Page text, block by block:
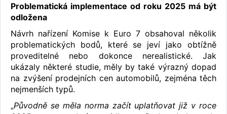
Problematická implementace od roku 2025 má být
odložena
Návrh nařízení Komise k Euro 7 obsahoval několik
problematických bodů, které se jeví jako obtížně
proveditelné nebo dokonce nerealistické. Jak
ukázaly některé studie, měly by také výrazný dopad
na zvýšení prodejních cen automobilů, zejména těch
nejmenších typů.
„Původně se měla norma začít uplatňovat již v roce